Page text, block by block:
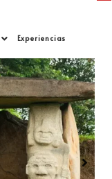
Experiencias